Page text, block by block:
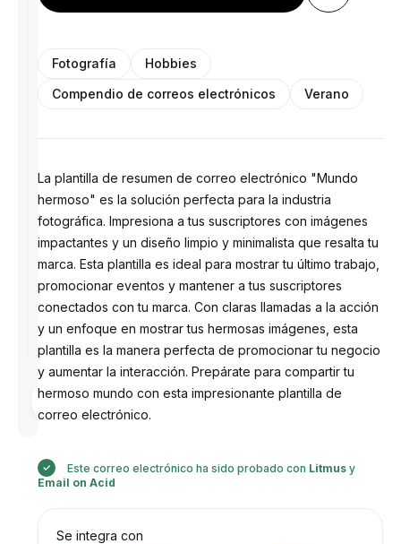
Diseñado
por
Anastasiia
Fotografía
Hobbies
Compendio de correos electrónicos
Verano
La plantilla de resumen de correo electrónico "Mundo
hermoso" es la solución perfecta para la industria
fotográfica. Impresiona a tus suscriptores con imágenes
impactantes y un diseño limpio y minimalista que resalta tu
marca. Esta plantilla es ideal para mostrar tu último trabajo,
promocionar eventos y mantener a tus suscriptores
conectados con tu marca. Con claras llamadas a la acción
y un enfoque en mostrar tus hermosas imágenes, esta
plantilla es la manera perfecta de promocionar tu negocio
y aumentar la interacción. Prepárate para compartir tu
hermoso mundo con esta impresionante plantilla de
correo electrónico.
Este correo electrónico ha sido probado con Litmus y
Email on Acid
Se integra con